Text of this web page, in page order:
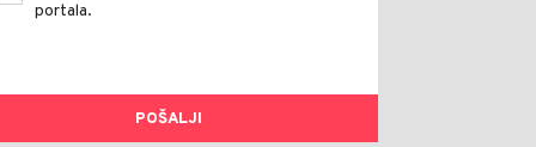
portala.
POŠALJI